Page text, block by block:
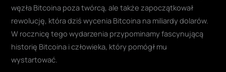
węzła Bitcoina poza twórcą, ale także zapoczątkował
rewolucję, która dziś wycenia Bitcoina na miliardy dolarów.
W rocznicę tego wydarzenia przypominamy fascynującą
historię Bitcoina i człowieka, który pomógł mu
wystartować.